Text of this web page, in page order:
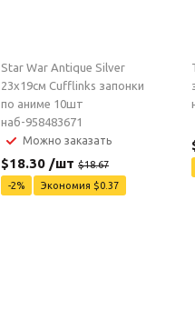
Star War Antique Silver
23x19см Cufflinks запонки
по аниме 10шт
наб-958483671
Можно заказать
$18.30 /шт $18.67
-2% Экономия $0.37